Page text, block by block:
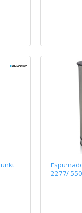
2277/